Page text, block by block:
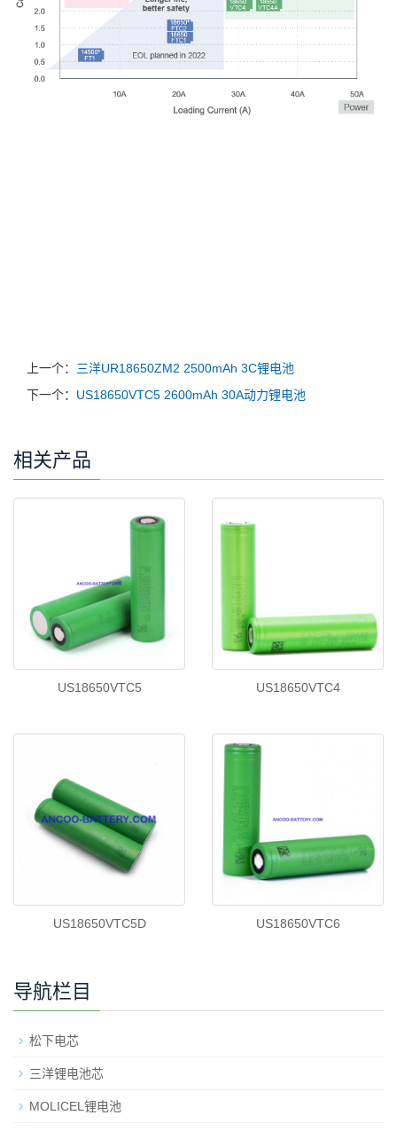
上一个： 三洋UR18650ZM2 2500mAh 3C锂电池
下一个： US18650VTC5 2600mAh 30A动力锂电池
相关产品
US18650VTC5 US18650VTC4
US18650VTC5D US18650VTC6
导航栏目
松下电芯
三洋锂电池芯
MOLICEL锂电池